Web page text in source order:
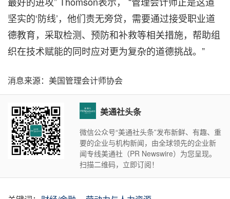
坚实的‘防线’，他们责无旁贷，需要通过接受职业道
德教育，采取检测、预防和补救等相关措施，帮助组
织在技术赋能的同时应对更为复杂的道德挑战。”
消息来源：美国管理会计师协会
美通社头条
微信公众号“美通社头条”发布新鲜、有趣、重
要的企业与机构新闻，由全球领先的企业新
闻专线美通社（PR Newswire）为您呈现。
扫描二维码，立即订阅！